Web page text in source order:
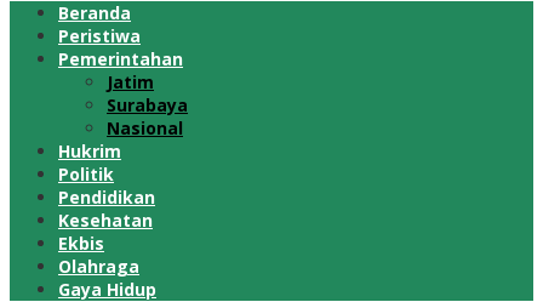
Beranda
Peristiwa
Pemerintahan
Jatim
Surabaya
Nasional
Hukrim
Politik
Pendidikan
Kesehatan
Ekbis
Olahraga
Gaya Hidup